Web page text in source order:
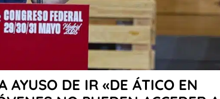
AYUSO DE IR «DE ÁTICO EN